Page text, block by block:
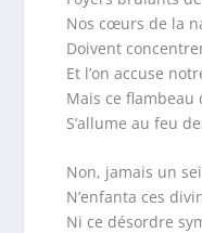
Nos cœurs de la
Doivent
Et l’on accuse
Mais ce flambeau
S’allume au feu
Non, jamais un
N’enfanta ces
Ni ce désordre